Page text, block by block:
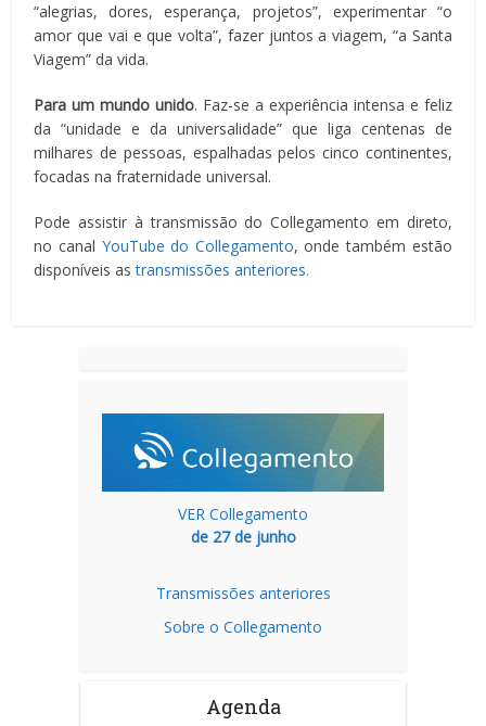
“alegrias, dores, esperança, projetos”, experimentar “o
amor que vai e que volta”, fazer juntos a viagem, “a Santa
Viagem” da vida.
Para um mundo unido. Faz-se a experiência intensa e feliz
da “unidade e da universalidade” que liga centenas de
milhares de pessoas, espalhadas pelos cinco continentes,
focadas na fraternidade universal.
Pode assistir à transmissão do Collegamento em direto,
no canal YouTube do Collegamento, onde também estão
disponíveis astransmissões anteriores.
VER Collegamento
de 27 de junho
Transmissões anteriores
Sobre o Collegamento
Agenda